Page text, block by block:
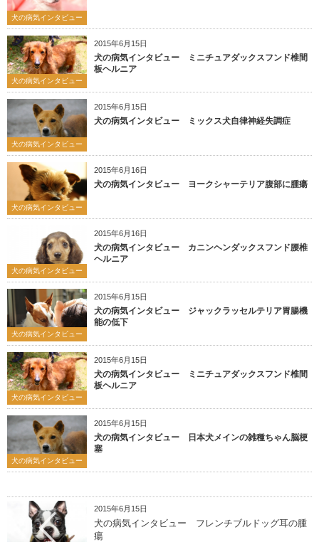
犬の病気インタビュー
2015年6月15日
犬の病気インタビュー
犬の病気インタビュー ミニチュアダックスフンド椎間
板ヘルニア
2015年6月15日
犬の病気インタビュー
犬の病気インタビュー ミックス犬自律神経失調症
2015年6月16日
犬の病気インタビュー
犬の病気インタビュー ヨークシャーテリア腹部に腫瘍
2015年6月16日
犬の病気インタビュー
犬の病気インタビュー カニンヘンダックスフンド腰椎
ヘルニア
2015年6月15日
犬の病気インタビュー
犬の病気インタビュー ジャックラッセルテリア胃腸機
能の低下
2015年6月15日
犬の病気インタビュー
犬の病気インタビュー ミニチュアダックスフンド椎間
板ヘルニア
2015年6月15日
犬の病気インタビュー
犬の病気インタビュー 日本犬メインの雑種ちゃん脳梗
塞
2015年6月15日
犬の病気インタビュー フレンチブルドッグ耳の腫
瘍